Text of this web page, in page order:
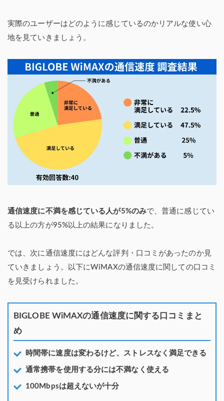
実際のユーザーはどのように感じているのかリアルな使い心
地を見ていきましょう。
通信速度に不満を感じている人が5%のみで、普通に感じてい
る以上の方が95%以上の結果になりました。
では、次に通信速度にはどんな評判・口コミがあったのか見
ていきましょう。以下にWiMAXの通信速度に関しての口コミ
を見受けられました。
BIGLOBE WiMAXの通信速度に関する口コミまと
め
時間帯に速度は変わるけど、ストレスなく満足できる
通常携帯を使用する分には不満なく使える
100Mbpsは超えないが十分